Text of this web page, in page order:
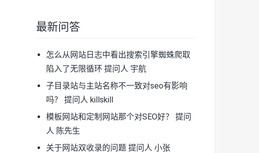
最新问答
怎么从网站日志中看出搜索引擎蜘蛛爬取
陷入了无限循环 提问人 宇航
子目录站与主站名称不一致对seo有影响
吗？
提问人 killskill
模板网站和定制网站那个对SEO好？
提问
人 陈先生
关于网站双收录的问题提问人 小张